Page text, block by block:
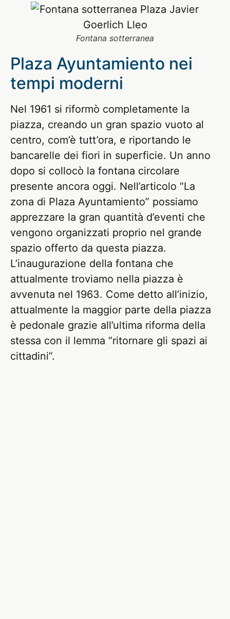
Fontana sotterranea
Plaza Ayuntamiento nei
tempi moderni
Nel 1961 si riformò completamente la
piazza, creando un gran spazio vuoto al
centro, com’è tutt’ora, e riportando le
bancarelle dei fiori in superficie. Un anno
dopo si collocò la fontana circolare
presente ancora oggi. Nell’articolo “La
zona di Plaza Ayuntamiento” possiamo
apprezzare la gran quantità d’eventi che
vengono organizzati proprio nel grande
spazio offerto da questa piazza.
L’inaugurazione della fontana che
attualmente troviamo nella piazza è
avvenuta nel 1963. Come detto all’inizio,
attualmente la maggior parte della piazza
è pedonale grazie all’ultima riforma della
stessa con il lemma “ritornare gli spazi ai
cittadini”.